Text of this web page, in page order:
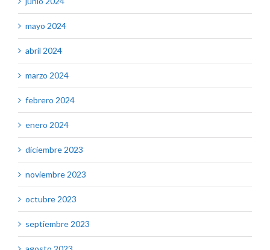
mayo 2024
abril 2024
marzo 2024
febrero 2024
enero 2024
diciembre 2023
noviembre 2023
octubre 2023
septiembre 2023